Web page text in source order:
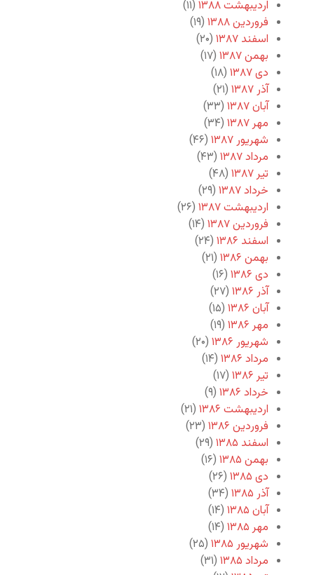
اردیبهشت ۱۳۸۸
(۱۱)
فروردین ۱۳۸۸
(۱۹)
اسفند ۱۳۸۷
(۲۰)
بهمن ۱۳۸۷
(۱۷)
دی ۱۳۸۷
(۱۸)
آذر ۱۳۸۷
(۲۱)
آبان ۱۳۸۷
(۳۳)
مهر ۱۳۸۷
(۳۴)
شهریور ۱۳۸۷
(۴۶)
مرداد ۱۳۸۷
(۴۳)
تیر ۱۳۸۷
(۴۸)
خرداد ۱۳۸۷
(۲۹)
اردیبهشت ۱۳۸۷
(۲۶)
فروردین ۱۳۸۷
(۱۴)
اسفند ۱۳۸۶
(۲۴)
بهمن ۱۳۸۶
(۲۱)
دی ۱۳۸۶
(۱۶)
آذر ۱۳۸۶
(۲۷)
آبان ۱۳۸۶
(۱۵)
مهر ۱۳۸۶
(۱۹)
شهریور ۱۳۸۶
(۲۰)
مرداد ۱۳۸۶
(۱۴)
تیر ۱۳۸۶
(۱۷)
خرداد ۱۳۸۶
(۹)
اردیبهشت ۱۳۸۶
(۲۱)
فروردین ۱۳۸۶
(۲۳)
اسفند ۱۳۸۵
(۲۹)
بهمن ۱۳۸۵
(۱۶)
دی ۱۳۸۵
(۲۶)
آذر ۱۳۸۵
(۳۴)
آبان ۱۳۸۵
(۱۴)
مهر ۱۳۸۵
(۱۴)
شهریور ۱۳۸۵
(۲۵)
مرداد ۱۳۸۵
(۳۱)